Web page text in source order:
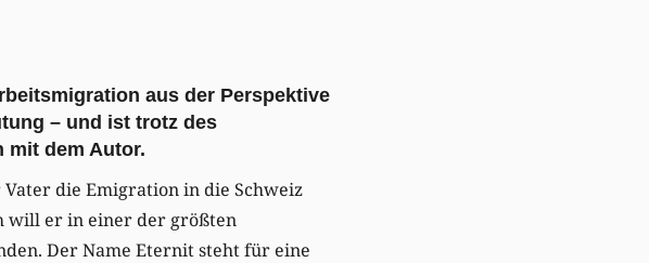
aus der Perspektive
– und ist trotz des
mit dem Autor.
die Emigration in die Schweiz
will er in einer der größten
Der Name Eternit steht für eine